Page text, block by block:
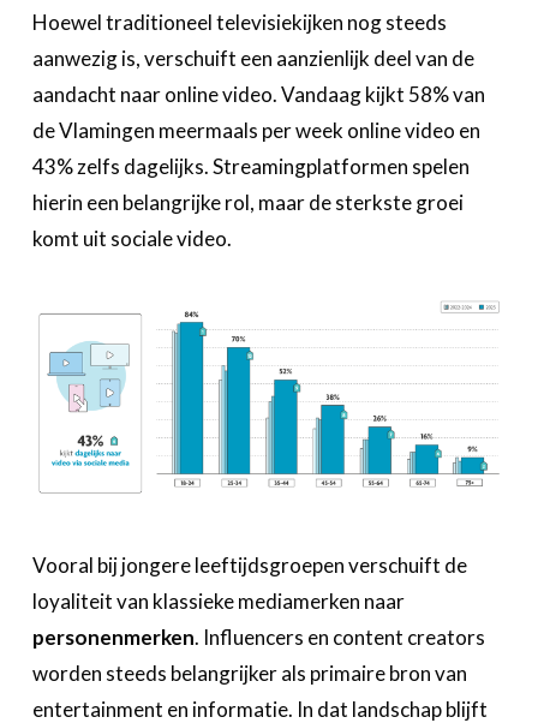
Hoewel traditioneel televisiekijken nog steeds
aanwezig is, verschuift een aanzienlijk deel van de
aandacht naar online video. Vandaag kijkt 58% van
de Vlamingen meermaals per week online video en
43% zelfs dagelijks. Streamingplatformen spelen
hierin een belangrijke rol, maar de sterkste groei
komt uit sociale video.
Vooral bij jongere leeftijdsgroepen verschuift de
loyaliteit van klassieke mediamerken naar
personenmerken. Influencers en content creators
worden steeds belangrijker als primaire bron van
entertainment en informatie. In dat landschap blijft